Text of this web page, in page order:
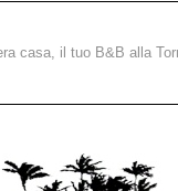
casa, il tuo B&B alla